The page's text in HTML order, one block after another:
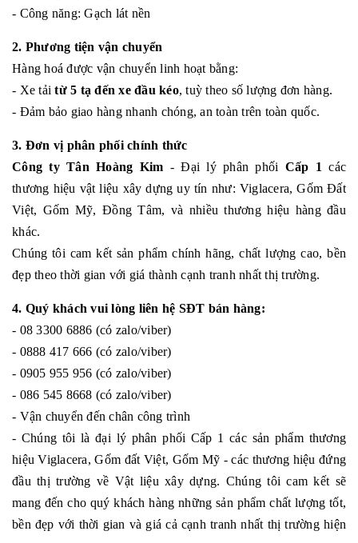
- Công năng: Gạch lát nền
2. Phương tiện vận chuyển
Hàng hoá được vận chuyển linh hoạt bằng:
- Xe tảitừ 5 tạ đến xe đầu kéo, tuỳ theo số lượng đơn hàng.
- Đảm bảo giao hàng nhanh chóng, an toàn trên toàn quốc.
3. Đơn vị phân phối chính thức
Công ty Tân Hoàng Kim - Đại lý phân phối Cấp 1 các
thương hiệu vật liệu xây dựng uy tín như: Viglacera, Gốm Đất
Việt, Gốm Mỹ, Đồng Tâm, và nhiều thương hiệu hàng đầu
khác.
Chúng tôi cam kết sản phẩm chính hãng, chất lượng cao, bền
đẹp theo thời gian với giá thành cạnh tranh nhất thị trường.
4. Quý khách vui lòng liên hệ SĐT bán hàng:
- 08 3300 6886 (có zalo/viber)
- 0888 417 666 (có zalo/viber)
- 0905 955 956 (có zalo/viber)
- 086 545 8668 (có zalo/viber)
- Vận chuyển đến chân công trình
- Chúng tôi là đại lý phân phối Cấp 1 các sản phẩm thương
hiệu Viglacera, Gốm đất Việt, Gốm Mỹ - các thương hiệu đứng
đầu thị trường về Vật liệu xây dựng. Chúng tôi cam kết sẽ
mang đến cho quý khách hàng những sản phẩm chất lượng tốt,
bền đẹp với thời gian và giá cả cạnh tranh nhất thị trường hiện